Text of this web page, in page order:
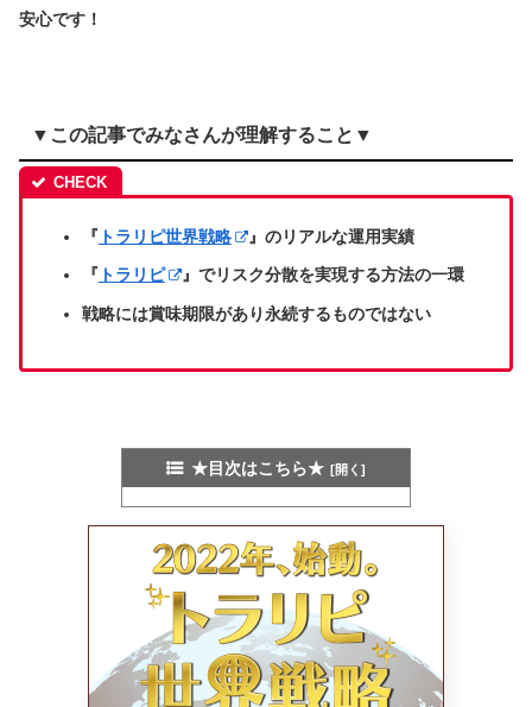
安心です！
▼この記事でみなさんが理解すること▼
『 トラリピ世界戦略 』のリアルな運用実績
『 トラリピ 』でリスク分散を実現する方法の一環
戦略には賞味期限があり永続するものではない
★目次はこちら★